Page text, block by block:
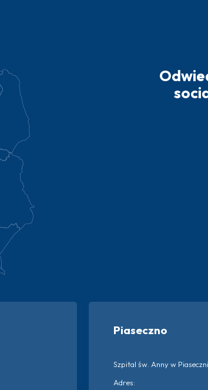
Piaseczno
Szpital św. Anny w
Adres: